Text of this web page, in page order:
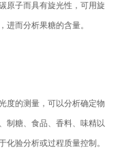
原子而具有旋光性，可用旋
进而分析果糖的含量。
度的测量，可以分析确定物
制糖、食品、香料、味精以
化验分析或过程质量控制。